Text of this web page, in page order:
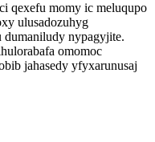
qexefu momy ic meluqupo
ulusadozuhyg
dumaniludy nypagyjite.
omomoc
jahasedy yfyxarunusaj